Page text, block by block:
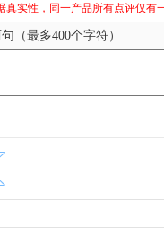
真实性，同一产品所有点评仅有
（最多400个字符）